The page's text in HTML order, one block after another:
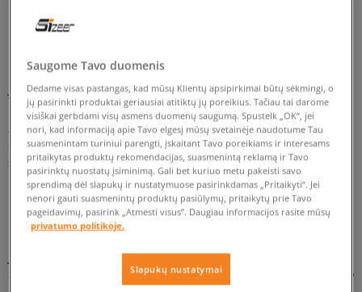
Jordan Maxin 200 – krepšinio stilius mieste
Kaip tikras streetwear‘o gerbėjas gerai išmanai kultinius prekės
ženklus. Fila, adidas, ellesse arNikeyra tik keletas iš jų, kuriuos
dažniai matai mieste. O jeigu dievini krepšinį ir stilių, įkvėptą
šiuo sportu – tikrai puikiai žinai prekės ženklą Jordan. O žemiau
pateiktame įraše daugiau sužinosi apie Jordan Maxin 200.
Pasiruošęs?
Nike vs. Jordan
Jeigu mėgsti krepšinį ir Jordan prekės ženklo perteikiamą
stilistiką, tikrai esi girdėjęs apie šios linijos atsiradimo
Saugome Tavo duomenis
Dedame visas pastangas, kad mūsų Klientų apsipirkimai būtų sėkmingi, o
jų pasirinkti produktai geriausiai atitiktų jų poreikius. Tačiau tai darome
visiškai gerbdami visų asmens duomenų saugumą. Spustelk „OK“, jei
nori, kad informaciją apie Tavo elgesį mūsų svetainėje naudotume Tau
suasmenintam turiniui parengti, įskaitant Tavo poreikiams ir interesams
pritaikytas produktų rekomendacijas, suasmenintą reklamą ir Tavo
pasirinktų nuostatų įsiminimą. Gali bet kuriuo metu pakeisti savo
sprendimą dėl slapukų ir nustatymuose pasirinkdamas „Pritaikyti“. Jei
nenori gauti suasmenintų produktų pasiūlymų, pritaikytų prie Tavo
pageidavimų, pasirink „Atmesti visus”. Daugiau informacijos rasite mūsų
privatumo politikoje.
Slapukų nustatymai